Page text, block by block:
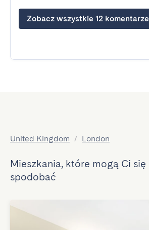
Zobacz wszystkie 12 komentarze
United Kingdom / London
Mieszkania, które mogą Ci się
spodobać